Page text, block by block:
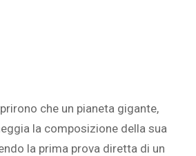
che un pianeta gigante,
la composizione della sua
la prima prova diretta di un